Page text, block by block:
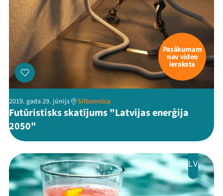
Pasākumam
nav video
ieraksta
2019. gada 29. jūnijs Siltumnīca
Futūristisks skatījums "Latvijas enerģija
2050"
LV